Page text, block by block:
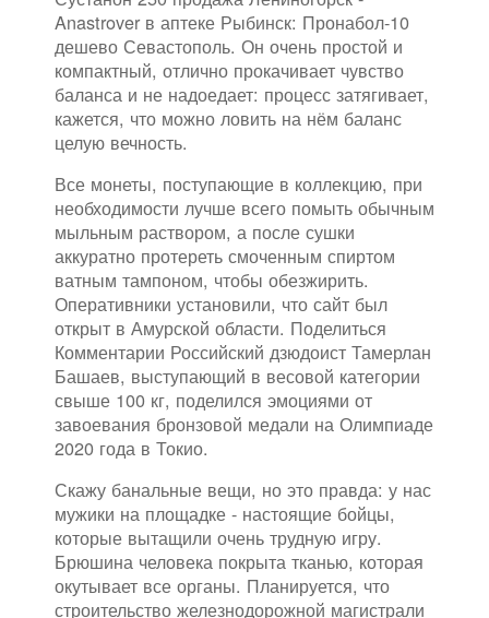
Anastrover в аптеке Рыбинск: Пронабол-10
дешево Севастополь. Он очень простой и
компактный, отлично прокачивает чувство
баланса и не надоедает: процесс затягивает,
кажется, что можно ловить на нём баланс
целую вечность.
Все монеты, поступающие в коллекцию, при
необходимости лучше всего помыть обычным
мыльным раствором, а после сушки
аккуратно протереть смоченным спиртом
ватным тампоном, чтобы обезжирить.
Оперативники установили, что сайт был
открыт в Амурской области. Поделиться
Комментарии Российский дзюдоист Тамерлан
Башаев, выступающий в весовой категории
свыше 100 кг, поделился эмоциями от
завоевания бронзовой медали на Олимпиаде
2020 года в Токио.
Скажу банальные вещи, но это правда: у нас
мужики на площадке - настоящие бойцы,
которые вытащили очень трудную игру.
Брюшина человека покрыта тканью, которая
окутывает все органы. Планируется, что
строительство железнодорожной магистрали